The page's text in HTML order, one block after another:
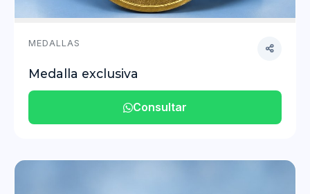
MEDALLAS
Medalla exclusiva
Consultar